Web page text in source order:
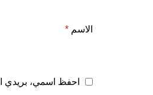
الاسم *
احفظ اسمي، بريدي